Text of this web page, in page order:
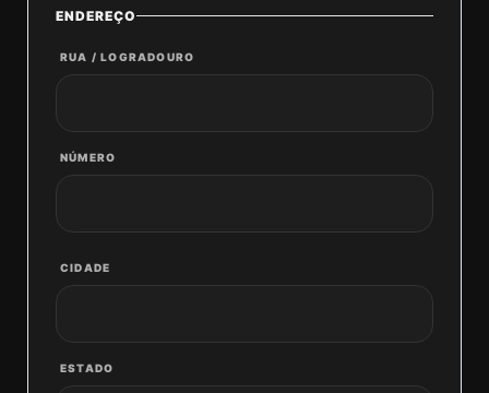
ENDEREÇO
RUA / LOGRADOURO
NÚMERO
CIDADE
ESTADO